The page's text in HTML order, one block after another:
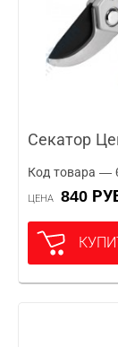
Секатор
Код товара —
ЦЕНА 840